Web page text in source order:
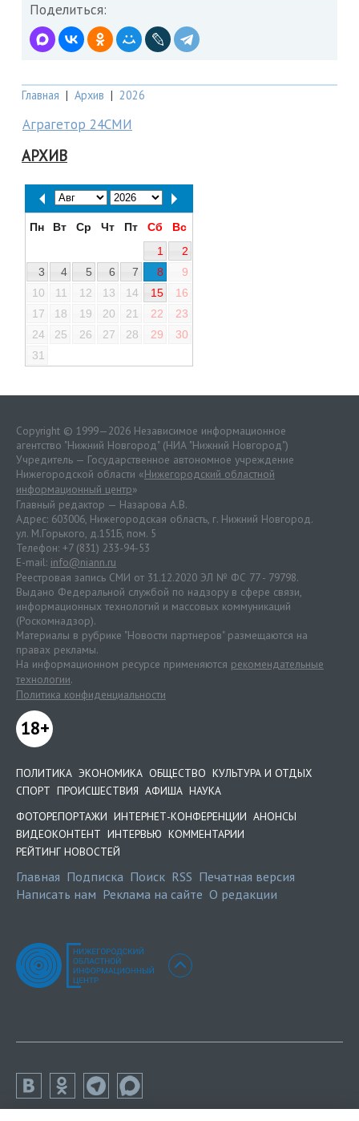
Поделиться:
Главная | Архив | 2026
Аграгетор 24СМИ
АРХИВ
Пн Вт Ср Чт Пт Сб
Вс
1
2
3
4 5 6 7 8
9
10
11 12 13 14 15
16
17
18 19 20 21 22
23
24
25 26 27 28 29
30
31
Copyright © 1999—2026 Независимое информационное
агентство "Нижний Новгород" (НИА "Нижний Новгород")
Учредитель — Государственное автономное учреждение
Нижегородской области «Нижегородский областной
информационный центр»
Главный редактор — Назарова А.В.
Адрес: 603006, Нижегородская область, г. Нижний Новгород.
ул. М.Горького, д.151Б, пом. 5
Телефон: +7 (831) 233-94-53
E-mail: info@niann.ru
Реестровая запись СМИ от 31.12.2020 ЭЛ № ФС 77 - 79798.
Выдано Федеральной службой по надзору в сфере связи,
информационных технологий и массовых коммуникаций
(Роскомнадзор).
Материалы в рубрике "Новости партнеров" размещаются на
правах рекламы.
На информационном ресурсе применяются рекомендательные
технологии.
Политика конфиденциальности
18+
ПОЛИТИКА ЭКОНОМИКА ОБЩЕСТВО КУЛЬТУРА И ОТДЫХ
СПОРТ ПРОИСШЕСТВИЯ АФИША НАУКА
ФОТОРЕПОРТАЖИ ИНТЕРНЕТ-КОНФЕРЕНЦИИ АНОНСЫ
ВИДЕОКОНТЕНТ ИНТЕРВЬЮ КОММЕНТАРИИ
РЕЙТИНГ НОВОСТЕЙ
Главная Подписка Поиск RSS Печатная версия
Написать нам Реклама на сайте О редакции